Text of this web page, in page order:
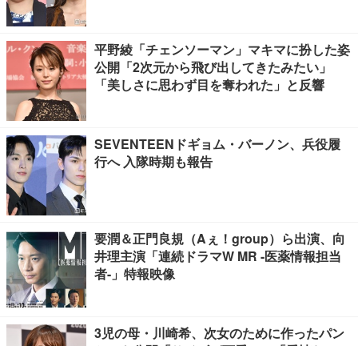
平野綾「チェンソーマン」マキマに扮した姿
公開「2次元から飛び出してきたみたい」
「美しさに思わず目を奪われた」と反響
SEVENTEENドギョム・バーノン、兵役履
行へ 入隊時期も報告
要潤＆正門良規（Aぇ！group）ら出演、向
井理主演「連続ドラマW MR -医薬情報担当
者-」特報映像
3児の母・川崎希、次女のために作ったパン